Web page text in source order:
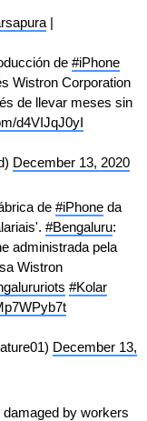
|
de #iPhone
Wistron Corporation
de llevar meses sin
d4VIJqJ0yI
December 13, 2020
de #iPhoneda
#Bengaluru:
administrada pela
Wistron
#Kolar
December 13,
by workers